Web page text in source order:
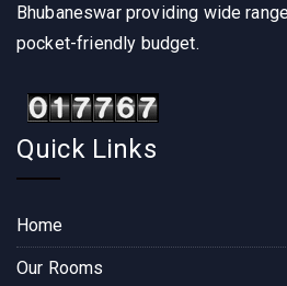
Bhubaneswar providing wide
pocket-friendly budget.
Quick Links
Home
Our Rooms